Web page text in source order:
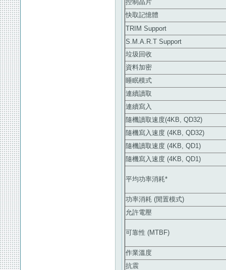
控制晶片
快取記憶體
TRIM Support
S.M.A.R.T Support
垃圾回收
資料加密
睡眠模式
連續讀取
連續寫入
隨機讀取速度(4KB, QD32)
隨機寫入速度 (4KB, QD32)
隨機讀取速度 (4KB, QD1)
隨機寫入速度 (4KB, QD1)
平均功率消耗*
功率消耗 (閒置模式)
允許電壓
可靠性 (MTBF)
作業溫度
抗震